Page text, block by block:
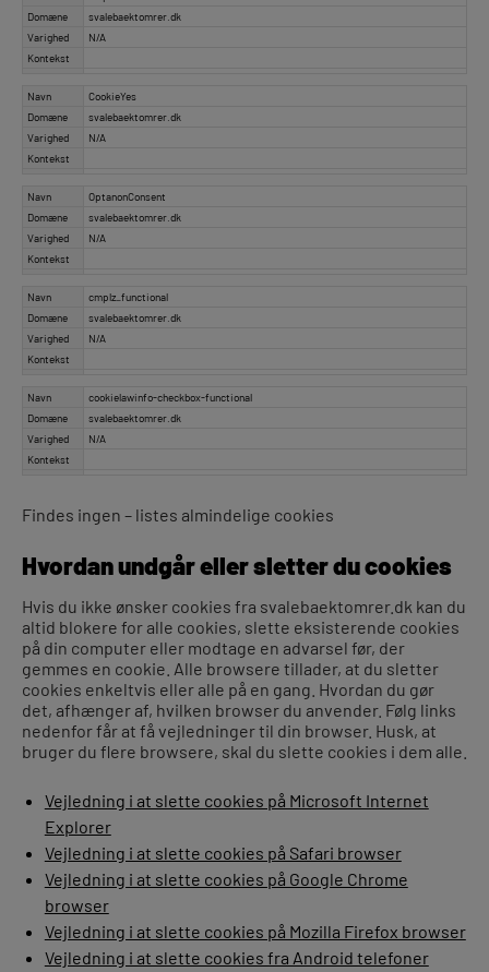
Domæne
svalebaektomrer.dk
Varighed
N/A
Kontekst
Navn
CookieYes
Domæne
svalebaektomrer.dk
Varighed
N/A
Kontekst
Navn
OptanonConsent
Domæne
svalebaektomrer.dk
Varighed
N/A
Kontekst
Navn
cmplz_functional
Domæne
svalebaektomrer.dk
Varighed
N/A
Kontekst
Navn
cookielawinfo-checkbox-functional
Domæne
svalebaektomrer.dk
Varighed
N/A
Kontekst
Findes ingen – listes almindelige cookies
Hvordan undgår eller sletter du cookies
Hvis du ikke ønsker cookies fra svalebaektomrer.dk kan du
altid blokere for alle cookies, slette eksisterende cookies
på din computer eller modtage en advarsel før, der
gemmes en cookie. Alle browsere tillader, at du sletter
cookies enkeltvis eller alle på en gang. Hvordan du gør
det, afhænger af, hvilken browser du anvender. Følg links
nedenfor får at få vejledninger til din browser. Husk, at
bruger du flere browsere, skal du slette cookies i dem alle.
Vejledning i at slette cookies på Microsoft Internet
Explorer
Vejledning i at slette cookies på Safari browser
Vejledning i at slette cookies på Google Chrome
browser
Vejledning i at slette cookies på Mozilla Firefox browser
Vejledning i at slette cookies fra Android telefoner